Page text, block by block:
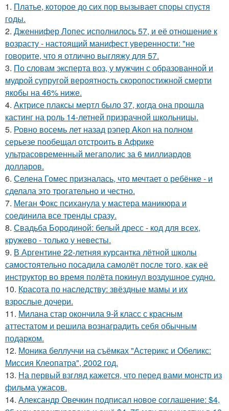
1. Платье, которое до сих пор вызывает споры спустя
годы.
2. Дженнифер Лопес исполнилось 57, и её отношение к
возрасту - настоящий манифест уверенности: "не
говорите, что я отлично выгляжу для 57.
3. По словам эксперта воз, у мужчин с образованной и
мудрой супругой вероятность скоропостижной смерти
якобы на 46% ниже.
4. Актрисе плаксы мертл было 37, когда она прошла
кастинг на роль 14-летней призрачной школьницы.
5. Ровно восемь лет назад рэпер Akon на полном
серьезе пообещал отстроить в Африке
ультрасовременный мегаполис за 6 миллиардов
долларов.
6. Селена Гомес призналась, что мечтает о ребёнке - и
сделала это трогательно и честно.
7. Меган Фокс психанула у мастера маникюра и
соединила все тренды сразу.
8. Свадьба Бородиной: белый дресс - код для всех,
кружево - только у невесты.
9. В Аргентине 22-летняя курсантка лётной школы
самостоятельно посадила самолёт после того, как её
инструктор во время полёта покинул воздушное судно.
10. Красота по наследству: звёздные мамы и их
взрослые дочери.
11. Милана стар окончила 9-й класс с красным
аттестатом и решила вознаградить себя обычным
подарком.
12. Моника беллуччи на съёмках "Астерикс и Обеликс:
Миссия Клеопатра", 2002 год.
13. На первый взгляд кажется, что перед вами монстр из
фильма ужасов.
14. Александр Овечкин подписал новое соглашение: $4,